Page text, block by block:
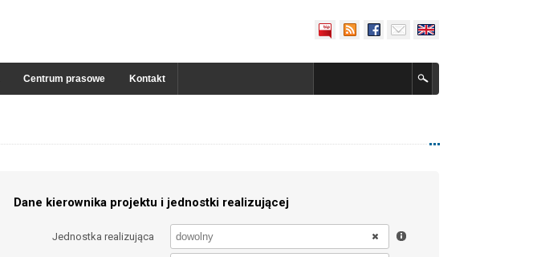
Centrum prasowe Kontakt
Dane kierownika projektu i jednostki realizującej
Jednostka realizująca